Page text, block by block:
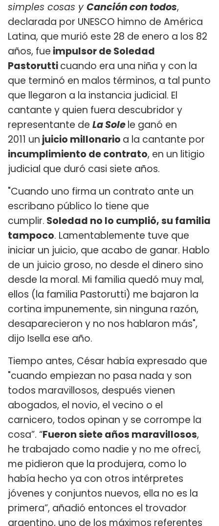
simples cosas yCanción con todos,
declarada por UNESCO himno de América
Latina, que murió este 28 de enero a los 82
años, fue impulsor de Soledad
Pastorutticuando era una niña y con la
que terminó en malos términos, a tal punto
que llegaron a la instancia judicial. El
cantante y quien fuera descubridor y
representante de La Solele ganó en
2011 un juicio millonario a la cantante por
incumplimiento de contrato, en un litigio
judicial que duró casi siete años.
"Cuando uno firma un contrato ante un
escribano público lo tiene que
cumplir. Soledad no lo cumplió, su familia
tampoco. Lamentablemente tuve que
iniciar un juicio, que acabo de ganar. Hablo
de un juicio groso, no desde el dinero sino
desde la moral. Mi familia quedó muy mal,
ellos (la familia Pastorutti) me bajaron la
cortina impunemente, sin ninguna razón,
desaparecieron y no nos hablaron más",
dijo Isella ese año.
Tiempo antes, César había expresado que
"cuando empiezan no pasa nada y son
todos maravillosos, después vienen
abogados, el novio, el vecino o el
carnicero, todos opinan y se corrompe la
cosa”. “Fueron siete años maravillosos,
he trabajado como nadie y no me ofrecí,
me pidieron que la produjera, como lo
había hecho ya con otros intérpretes
jóvenes y conjuntos nuevos, ella no es la
primera”, añadió entonces el trovador
argentino, uno de los máximos referentes